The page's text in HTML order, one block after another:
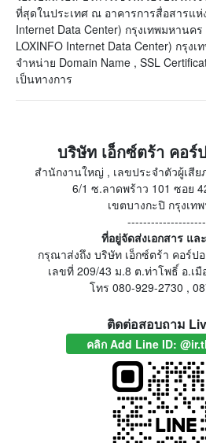
ที่สุดในประเทศ ณ อาคารการสื่อสารแห่
Internet Data Center) กรุงเทพมหานค
LOXINFO Internet Data Center) กรุง
จำหน่าย Domain Name , SSL
เป็นทางการ
บริษัท เอ็กซ์ตร้า คอร์
สำนักงานใหญ่ , เลขประจำตัวผู้เสีย
6/1 ซ.ลาดพร้าว 101 ซอย
เขตบางกะปิ กรุงเท
ที่อยู่จัดส่งเอกสาร แ
กรุณาส่งถึง บริษัท เอ็กซ์ตร้า คอร์ป
เลขที่ 209/43 ม.8 ต.ท่าโพธิ์ อ.เ
โทร 080-929-2730 ,
ติดต่อสอบถาม
คลิก Add Line ID: